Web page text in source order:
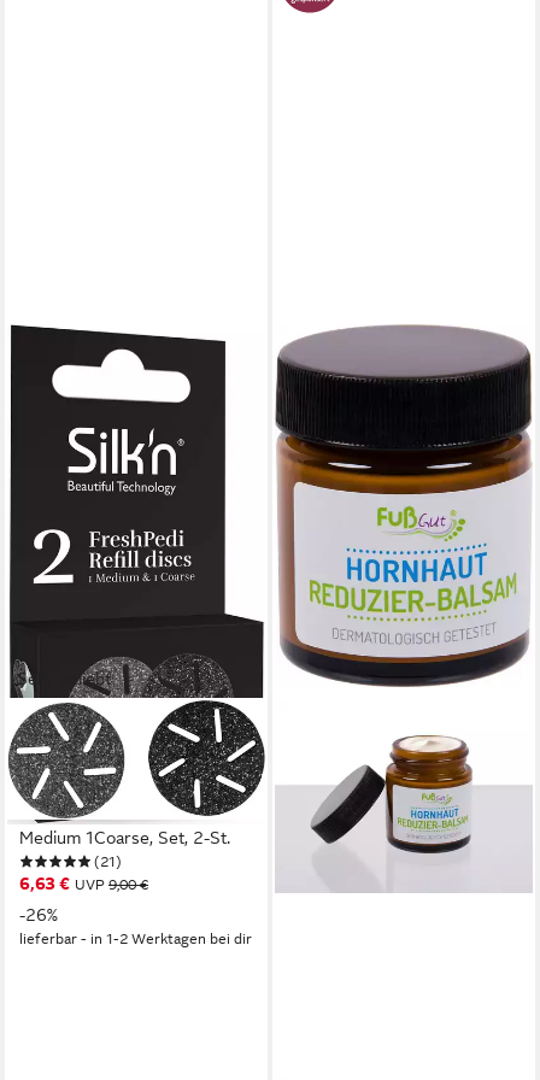
Sehr beliebt
SILK'N
Hornhautentferner
Ersatzschleifscheiben
FreshPedi Refill discs 1
Medium 1Coarse, Set, 2-St.
(21)
6,63 € UVP 9,00 €
-26%
lieferbar - in 1-2 Werktagen bei dir